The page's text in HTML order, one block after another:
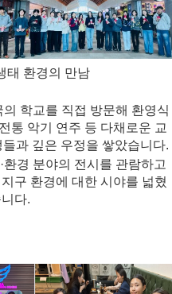
태 환경의 만남
의 학교를 직접 방문해 환영식
통 악기 연주 등 다채로운 교
과 깊은 우정을 쌓았습니다.
환경 분야의 전시를 관람하고
구 환경에 대한 시야를 넓혔
다.